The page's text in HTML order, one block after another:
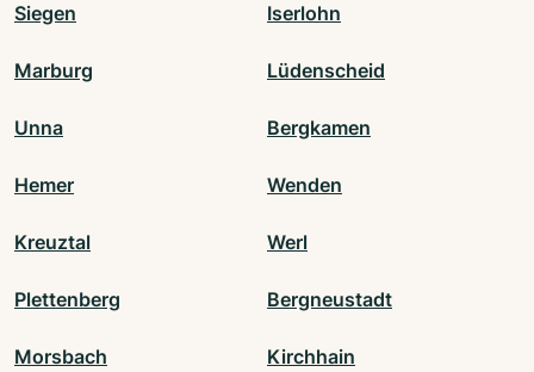
Siegen Iserlohn
Marburg Lüdenscheid
Unna Bergkamen
Hemer Wenden
Kreuztal Werl
Plettenberg Bergneustadt
Morsbach Kirchhain